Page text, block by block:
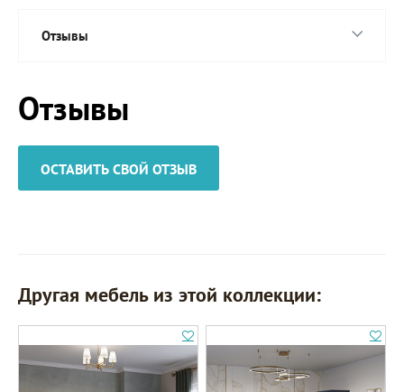
Отзывы
Отзывы
ОСТАВИТЬ СВОЙ ОТЗЫВ
Другая мебель из этой коллекции: